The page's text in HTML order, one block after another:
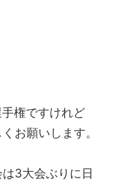
権ですけれど
お願いします。
3大会ぶりに日